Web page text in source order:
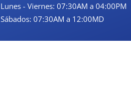
Lunes - Viernes: 07:30AM a 04:00PM
Sábados: 07:30AM a 12:00MD